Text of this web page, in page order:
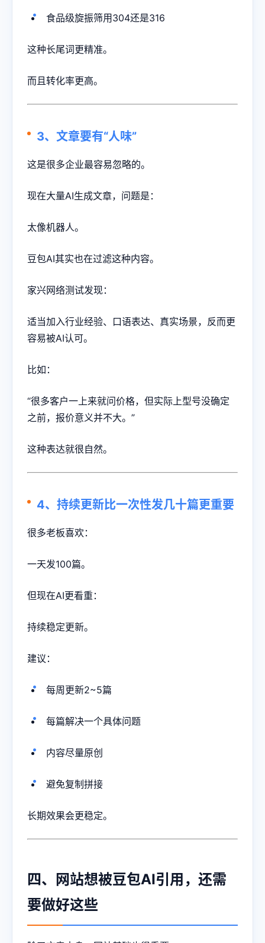
食品级旋振筛用304还是316
这种长尾词更精准。
而且转化率更高。
3、文章要有“人味”
这是很多企业最容易忽略的。
现在大量AI生成文章，问题是：
太像机器人。
豆包AI其实也在过滤这种内容。
家兴网络测试发现：
适当加入行业经验、口语表达、真实场景，反而更
容易被AI认可。
比如：
“很多客户一上来就问价格，但实际上型号没确定
之前，报价意义并不大。”
这种表达就很自然。
4、持续更新比一次性发几十篇更重要
很多老板喜欢：
一天发100篇。
但现在AI更看重：
持续稳定更新。
建议：
每周更新2~5篇
每篇解决一个具体问题
内容尽量原创
避免复制拼接
长期效果会更稳定。
四、网站想被豆包AI引用，还需
要做好这些